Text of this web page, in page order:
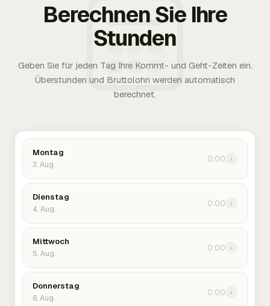
Berechnen Sie Ihre
Stunden
Geben Sie für jeden Tag Ihre Kommt- und Geht-Zeiten ein.
Überstunden und Bruttolohn werden automatisch
berechnet.
Montag
3. Aug.
0:00 ›
Dienstag
4. Aug.
0:00 ›
Mittwoch
5. Aug.
0:00 ›
Donnerstag
6. Aug.
0:00 ›